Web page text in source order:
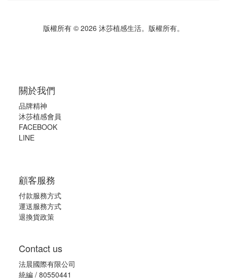
版權所有 © 2026 沐莎植感生活。版權所有。
關於我們
品牌精神
沐莎植感會員
FACEBOOK
LINE
顧客服務
付款服務方式
運送服務方式
退換貨政策
Contact us
法晨國際有限公司
統編 / 80550441